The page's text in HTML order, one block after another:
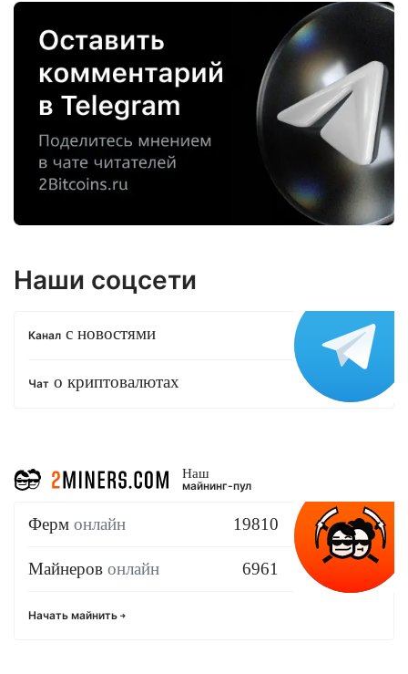
Наши соцсети
Канал с новостями
Чат о криптовалютах
Наш
майнинг-пул
Ферм онлайн 19810
Майнеров онлайн 6961
Начать майнить